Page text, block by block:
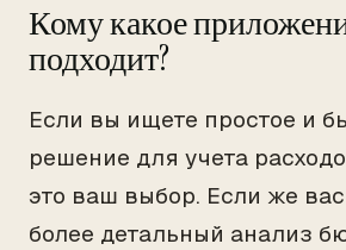
Кому какое
подходит?
Если вы ищете простое и
решение для учета
это ваш выбор. Если же
более детальный анализ